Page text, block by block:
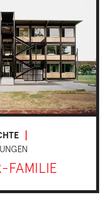
FAMILIE